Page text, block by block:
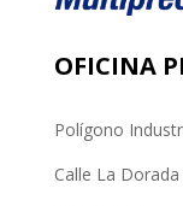
OFICINA
Polígono
Calle La Dorada